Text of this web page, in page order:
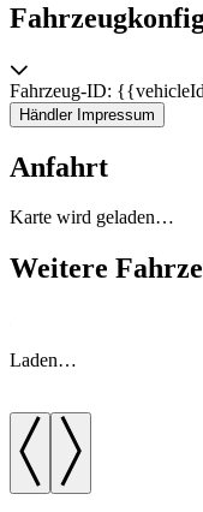
Fahrzeug-ID:
Händler Impressum
Anfahrt
Karte wird geladen…
Weitere
Laden…